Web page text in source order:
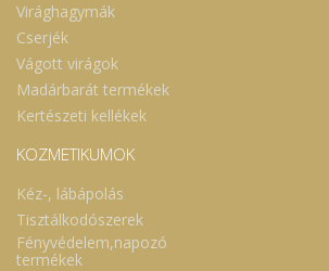
Virághagymák
Cserjék
Vágott virágok
Madárbarát termékek
Kertészeti kellékek
KOZMETIKUMOK
Kéz-, lábápolás
Tisztálkodószerek
Fényvédelem,napozó
termékek